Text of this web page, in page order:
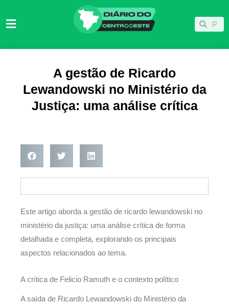
para
Pesquisar
A gestão de Ricardo
Lewandowski no Ministério da
Justiça: uma análise crítica
Este artigo aborda a gestão de ricardo lewandowski no
ministério da justiça: uma análise crítica de forma
detalhada e completa, explorando os principais
aspectos relacionados ao tema.
A crítica de Felicio Ramuth e o contexto político
A saída de Ricardo Lewandowski do Ministério da